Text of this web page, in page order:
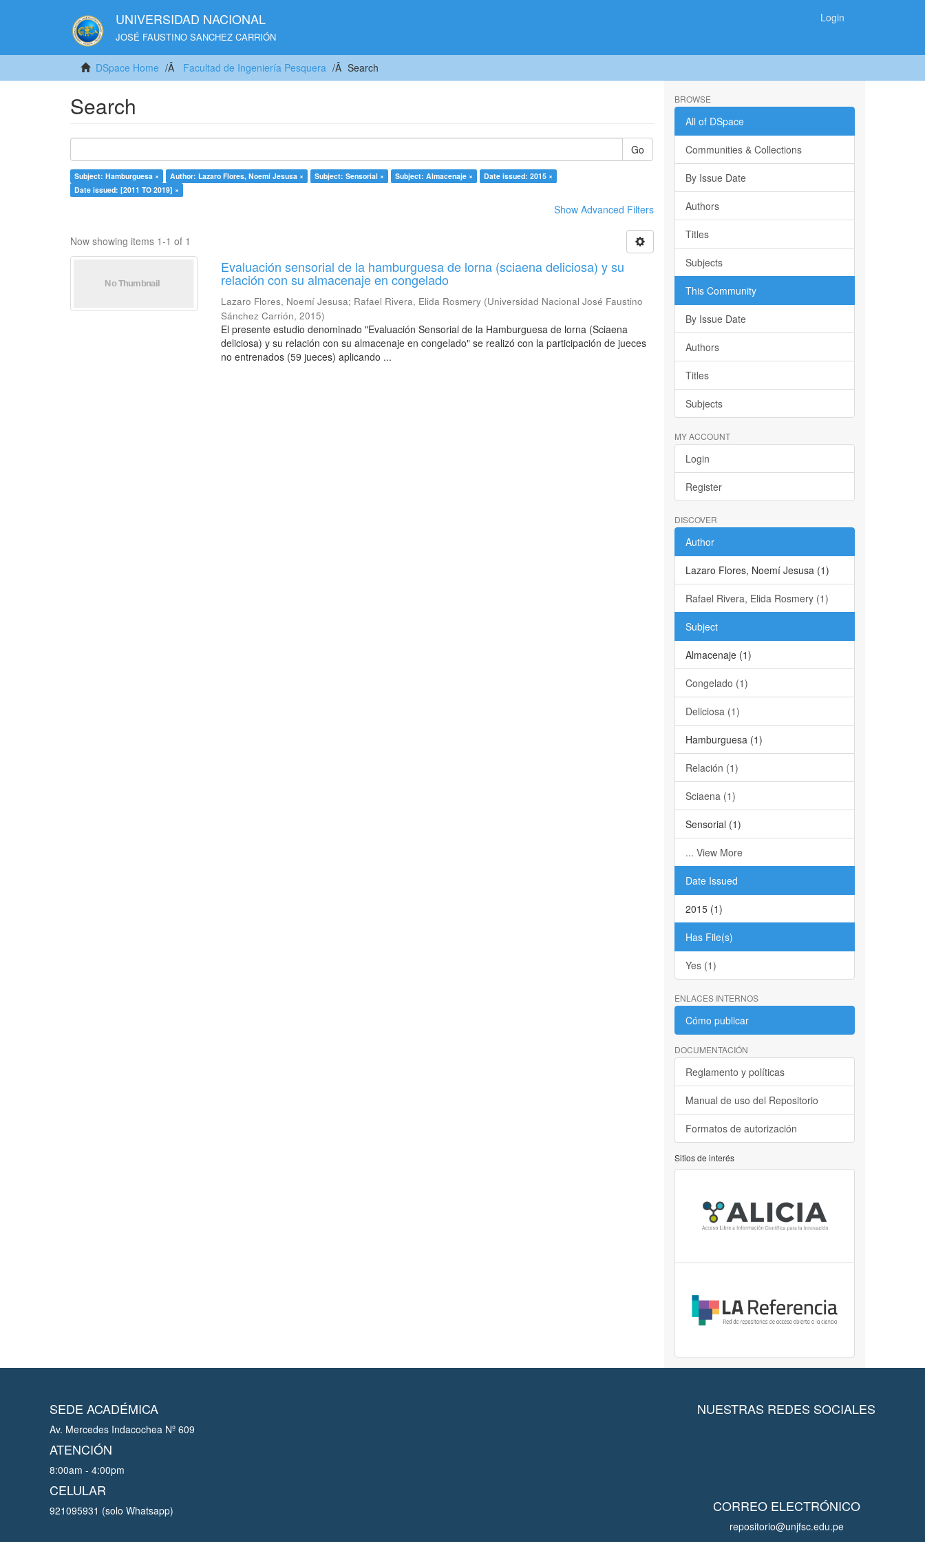
UNIVERSIDAD NACIONAL
JOSÉ FAUSTINO SANCHEZ CARRIÓN
Login
DSpace Home Facultad de Ingeniería Pesquera Search
Search
Go
Subject: Hamburguesa × Author: Lazaro Flores, Noemí Jesusa × Subject: Sensorial × Subject: Almacenaje ×
Date issued: 2015 ×
Date issued: [2011 TO 2019] ×
Show Advanced Filters
Now showing items 1-1 of 1
Evaluación sensorial de la hamburguesa de lorna (sciaena deliciosa) y su
relación con su almacenaje en congelado
Lazaro Flores, Noemí Jesusa; Rafael Rivera, Elida Rosmery (Universidad Nacional José Faustino
Sánchez Carrión,2015)
El presente estudio denominado "Evaluación Sensorial de la Hamburguesa de lorna (Sciaena
deliciosa) y su relación con su almacenaje en congelado" se realizó con la participación de jueces
no entrenados (59 jueces) aplicando ...
BROWSE
All of DSpace
Communities & Collections
By Issue Date
Authors
Titles
Subjects
This Community
By Issue Date
Authors
Titles
Subjects
MY ACCOUNT
Login
Register
DISCOVER
Author
Lazaro Flores, Noemí Jesusa (1)
Rafael Rivera, Elida Rosmery (1)
Subject
Almacenaje (1)
Congelado (1)
Deliciosa (1)
Hamburguesa (1)
Relación (1)
Sciaena (1)
Sensorial (1)
... View More
Date Issued
2015 (1)
Has File(s)
Yes (1)
ENLACES INTERNOS
Cómo publicar
DOCUMENTACIÓN
Reglamento y políticas
Manual de uso del Repositorio
Formatos de autorización
Sitios de interés
SEDE ACADÉMICA
Av. Mercedes Indacochea Nº 609
ATENCIÓN
8:00am - 4:00pm
CELULAR
921095931 (solo Whatsapp)
NUESTRAS REDES SOCIALES
CORREO ELECTRÓNICO
repositorio@unjfsc.edu.pe